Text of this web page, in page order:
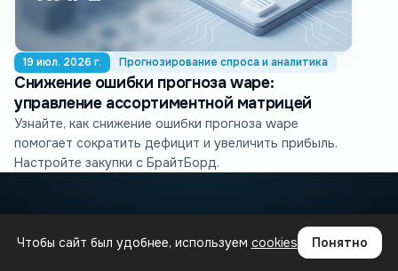
19 июл. 2026 г. Прогнозирование спроса и аналитика
Снижение ошибки прогноза wape:
управление ассортиментной матрицей
Узнайте, как снижение ошибки прогноза wape
помогает сократить дефицит и увеличить прибыль.
Настройте закупки с БрайтБорд.
Чтобы сайт был удобнее, используем cookies Понятно